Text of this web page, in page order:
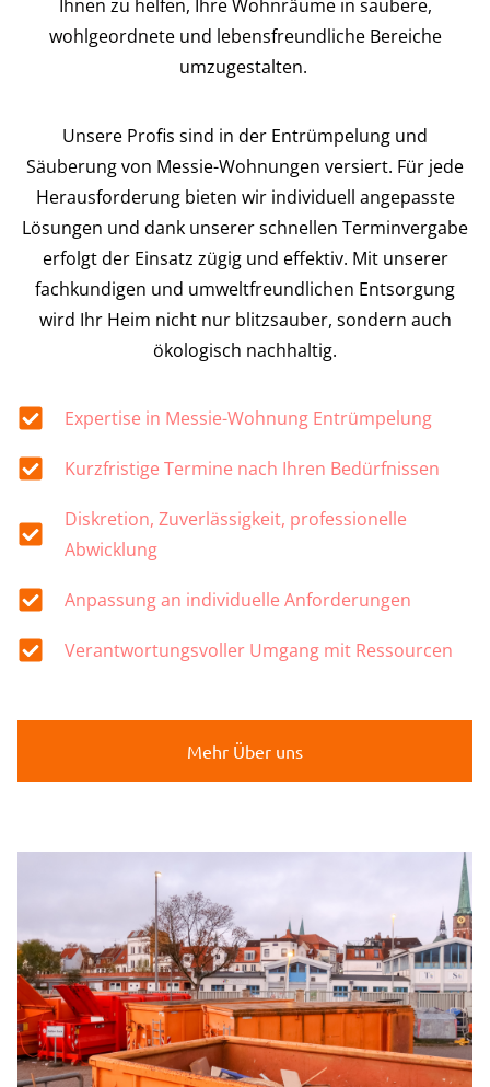
Ihnen zu helfen, Ihre Wohnräume in saubere,
wohlgeordnete und lebensfreundliche Bereiche
umzugestalten.
Unsere Profis sind in der Entrümpelung und
Säuberung von Messie-Wohnungen versiert. Für jede
Herausforderung bieten wir individuell angepasste
Lösungen und dank unserer schnellen Terminvergabe
erfolgt der Einsatz zügig und effektiv. Mit unserer
fachkundigen und umweltfreundlichen Entsorgung
wird Ihr Heim nicht nur blitzsauber, sondern auch
ökologisch nachhaltig.
Expertise in Messie-Wohnung Entrümpelung
Kurzfristige Termine nach Ihren Bedürfnissen
Diskretion, Zuverlässigkeit, professionelle
Abwicklung
Anpassung an individuelle Anforderungen
Verantwortungsvoller Umgang mit Ressourcen
Mehr Über uns